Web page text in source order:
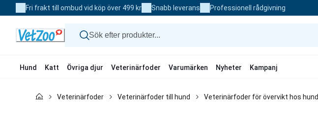
to
Fri frakt till ombud vid köp över 499 kr Snabb leverans Professionell rådgivning
Hund Katt Övriga djur Veterinärfoder Varumärken Nyheter Kampanj
Veterinärfoder Veterinärfoder till hund Veterinärfoder för övervikt hos hund